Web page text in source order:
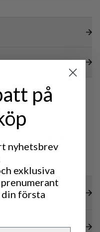
i huvudmaterial för
på
nyhetsbrev
exklusiva
din första